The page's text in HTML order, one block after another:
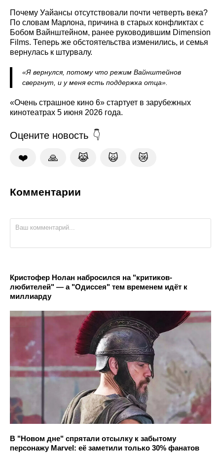
Почему Уайансы отсутствовали почти четверть века?
По словам Марлона, причина в старых конфликтах с
Бобом Вайнштейном, ранее руководившим Dimension
Films. Теперь же обстоятельства изменились, и семья
вернулась к штурвалу.
«Я вернулся, потому что режим Вайнштейнов
свергнут, и у меня есть поддержка отца».
«Очень страшное кино 6» стартует в зарубежных
кинотеатрах 5 июня 2026 года.
Оцените новость
❤️ 🙏 😹 🙀 😿
Комментарии
Кристофер Нолан набросился на "критиков-
любителей" — а "Одиссея" тем временем идёт к
миллиарду
В "Новом дне" спрятали отсылку к забытому
персонажу Marvel: её заметили только 30% фанатов